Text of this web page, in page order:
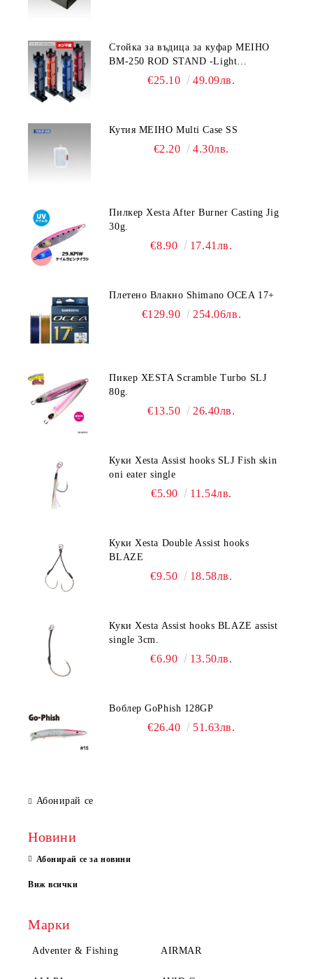
Стойка за въдица за куфар MEIHO
BM-250 ROD STAND -Light
Blue/Black color
€25.10 49.09лв.
Кутия MEIHO Multi Case SS
€2.20 4.30лв.
Пилкер Xesta After Burner Casting Jig
30g.
€8.90 17.41лв.
Плетено Влакно Shimano OCEA 17+
€129.90 254.06лв.
Пикер XESTA Scramble Turbo SLJ
80g.
€13.50 26.40лв.
Куки Xesta Assist hooks SLJ Fish skin
oni eater single
€5.90 11.54лв.
Куки Xesta Double Assist hooks
BLAZE
€9.50 18.58лв.
Куки Xesta Assist hooks BLAZE assist
single 3cm.
€6.90 13.50лв.
Воблер GoPhish 128GP
€26.40 51.63лв.
Абонирай се
Новини
Абонирай се за новини
Виж всички
Марки
Adventer & Fishing AIRMAR